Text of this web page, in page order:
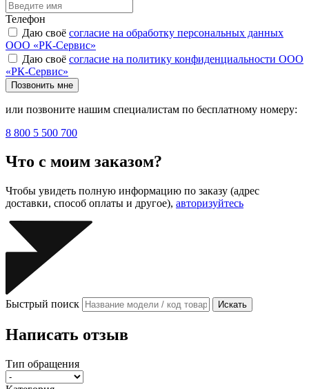
Телефон
Даю своё согласие на обработку персональных данных
ООО «РК-Сервис»
Даю своё согласие на политику конфиденциальности ООО
«РК-Сервис»
Позвонить мне
или позвоните нашим специалистам по бесплатному номеру:
8 800 5 500 700
Что с моим заказом?
Чтобы увидеть полную информацию по заказу (адрес
доставки, способ оплаты и другое), авторизуйтесь
Быстрый поиск Искать
Написать отзыв
Тип обращения